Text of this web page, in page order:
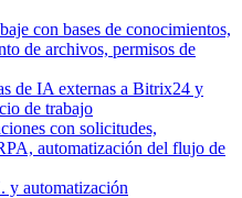
con bases de conocimientos,
de archivos, permisos de
de IA externas a Bitrix24 y
de trabajo
con solicitudes,
automatización del flujo de
y automatización